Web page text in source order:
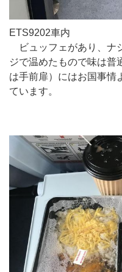
ETS9202車内
ビュッフェがあり、ナ
ジで温めたもので味は普
は手前扉）にはお国事情
ています。